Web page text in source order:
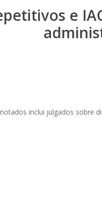
e
inclui julgados sobre